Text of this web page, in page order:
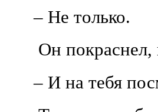
– Не только.
Он
– И на тебя